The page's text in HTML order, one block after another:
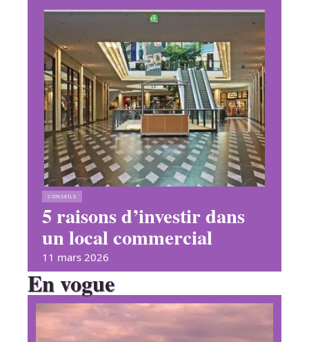
CONSEILS
5 raisons d’investir dans
un local commercial
11 mars 2026
En vogue